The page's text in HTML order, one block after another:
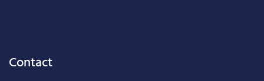
Contact